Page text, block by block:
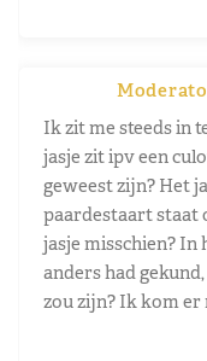
Ik zit me steeds in
jasje zit ipv een
geweest zijn? Het
paardestaart staat
jasje misschien? In
anders had
zou zijn? Ik kom er